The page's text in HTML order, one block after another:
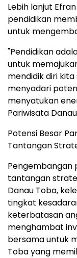
Lebih lanjut
pendidikan
untuk
"Pendidikan
untuk
mendidik diri
menyadari
menyatukan
Pariwisata
Potensi Besar
Tantangan
Pengembangan
tantangan
Danau Toba,
tingkat
keterbatasan
menghambat
bersama untuk
Toba yang